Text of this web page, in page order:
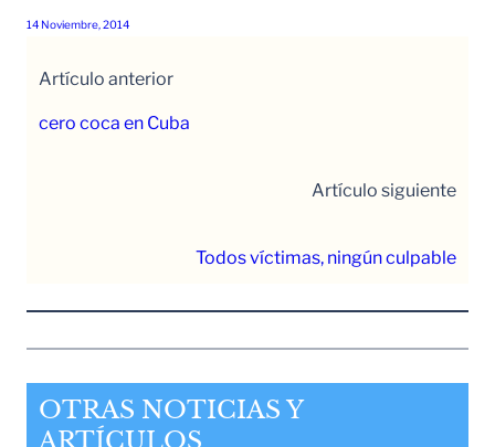
14 Noviembre, 2014
Artículo anterior
cero coca en Cuba
Artículo siguiente
Todos víctimas, ningún culpable
OTRAS NOTICIAS Y
ARTÍCULOS